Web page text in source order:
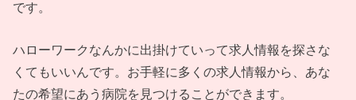
です。
ハローワークなんかに出掛けていって求人情報を探さな
くてもいいんです。お手軽に多くの求人情報から、あな
たの希望にあう病院を見つけることができます。